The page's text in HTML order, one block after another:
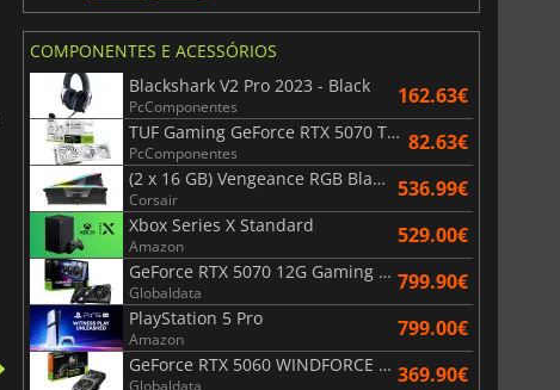
COMPONENTES E ACESSÓRIOS
Blackshark V2 Pro 2023 - Black
PcComponentes 162.63€
TUF Gaming GeForce RTX 5070 Ti OC White Edition 16GB
PcComponentes 82.63€
(2 x 16 GB) Vengeance RGB Black AMD Expo 6000 MHz - CAS 30
Corsair 536.99€
Xbox Series X Standard
Amazon 529.00€
GeForce RTX 5070 12G Gaming Trio OC Black
Globaldata 799.90€
PlayStation 5 Pro
Amazon 799.00€
GeForce RTX 5060 WINDFORCE OC 8G
Globaldata 369.90€